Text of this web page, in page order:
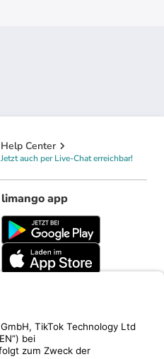
Help Center
Jetzt auch per Live-Chat erreichbar!
limango app